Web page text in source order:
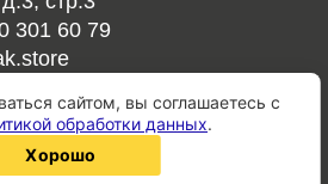
301 60 79
ГОСТов
сайтом, вы соглашаетесь с
обработки данных.
хорошо